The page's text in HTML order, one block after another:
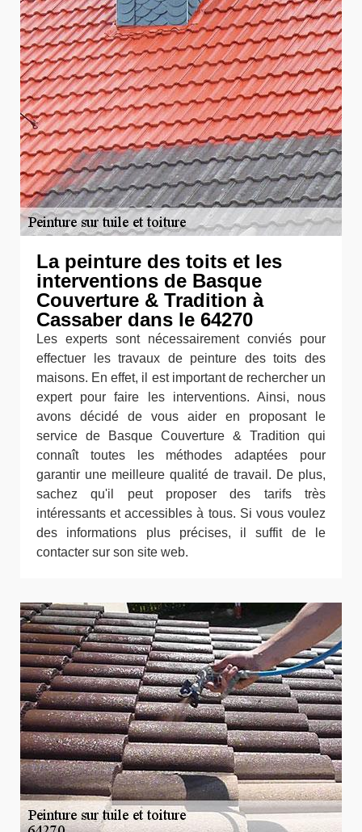
La peinture des toits et les
interventions de Basque
Couverture & Tradition à
Cassaber dans le 64270
Les experts sont nécessairement conviés pour
effectuer les travaux de peinture des toits des
maisons. En effet, il est important de rechercher un
expert pour faire les interventions. Ainsi, nous
avons décidé de vous aider en proposant le
service de Basque Couverture & Tradition qui
connaît toutes les méthodes adaptées pour
garantir une meilleure qualité de travail. De plus,
sachez qu'il peut proposer des tarifs très
intéressants et accessibles à tous. Si vous voulez
des informations plus précises, il suffit de le
contacter sur son site web.